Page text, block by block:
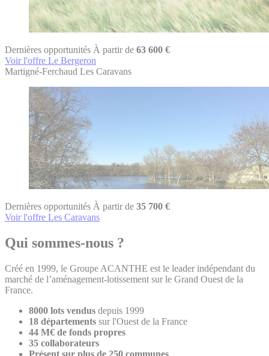
Dernières opportunités À partir de 63 600 €
Voir l'offre Le Bergeron
Martigné-Ferchaud Les Caravans
Dernières opportunités À partir de 35 700 €
Voir l'offre Les Caravans
Qui sommes-nous ?
Créé en 1999, le Groupe ACANTHE est le leader indépendant du
marché de l’aménagement-lotissement sur le Grand Ouest de la
France.
8000 lots vendus depuis 1999
18 départements sur l'Ouest de la France
44 M€ de fonds propres
35 collaborateurs
Présent sur plus de 250 communes